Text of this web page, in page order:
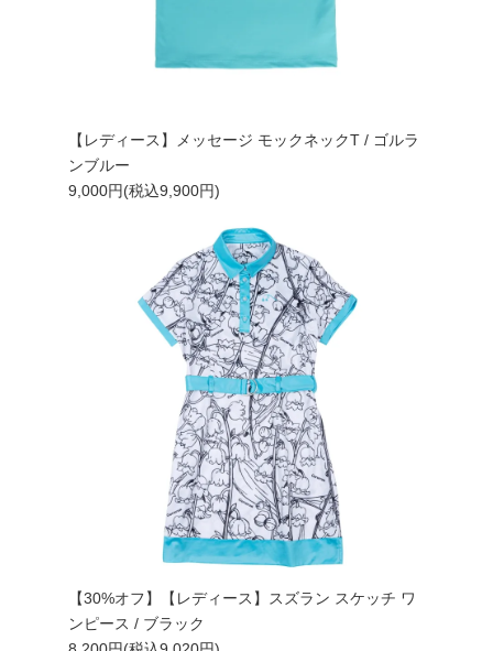
【レディース】メッセージ モックネックT / ゴルラ
ンブルー
9,000円(税込9,900円)
【30%オフ】【レディース】スズラン スケッチ ワ
ンピース / ブラック